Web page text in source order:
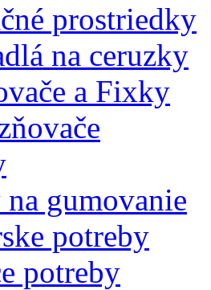
prostriedky
na ceruzky
a Fixky
gumovanie
potreby
potreby